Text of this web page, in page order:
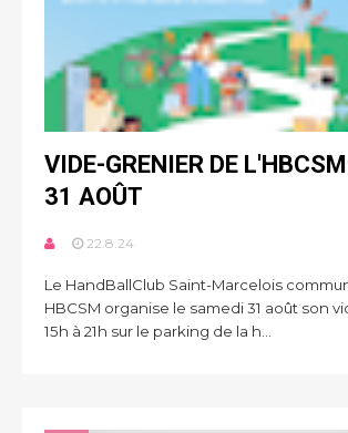
VIDE-GRENIER DE
31 AOÛT
22.8.24
Le HandBallClub Saint-Marcelois
HBCSM organise le samedi 31 août son
15h à 21h sur le parking de la h...